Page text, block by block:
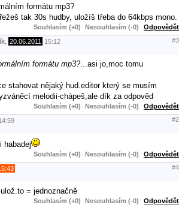
formátu mp3?
tak 30s hudby, uložíš třeba do 64kbps mono.
Souhlasím (+0) Nesouhlasím (-0) Odpovědět
20.06.2011 15:12 #3
formátu mp3?...asi jo,moc tomu
stahovat nějaký hud.editor který se musím
melodii-chápeš,ale dík za odpověd
Souhlasím (+0) Nesouhlasím (-0) Odpovědět
#2
habadej
Souhlasím (+0) Nesouhlasím (-0) Odpovědět
#4
= jednoznačně
Souhlasím (+0) Nesouhlasím (-0) Odpovědět